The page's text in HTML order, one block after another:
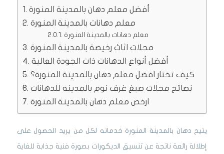
معلم دهانات بالمدينة المنورة
معلم دهانات بالمدينة المنورة
محلات اثاث رخيصة بالمدينة المنورة
نصائح محلات صبغ غرف نوم بالمدينه للدهانات
ارخص معلم دهان بالمدينة المنورة
يتيح دهان بالمدينة المنورة خدماته لكل من يريد الحصول على
إطلالة رائعة ناتجة عن تنسيق الديكورات بصورة فنية جذابة للغاية